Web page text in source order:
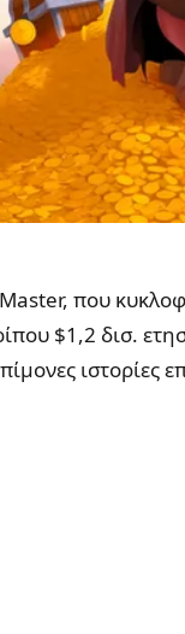
που
$1,2 δισ.
ιστορίες